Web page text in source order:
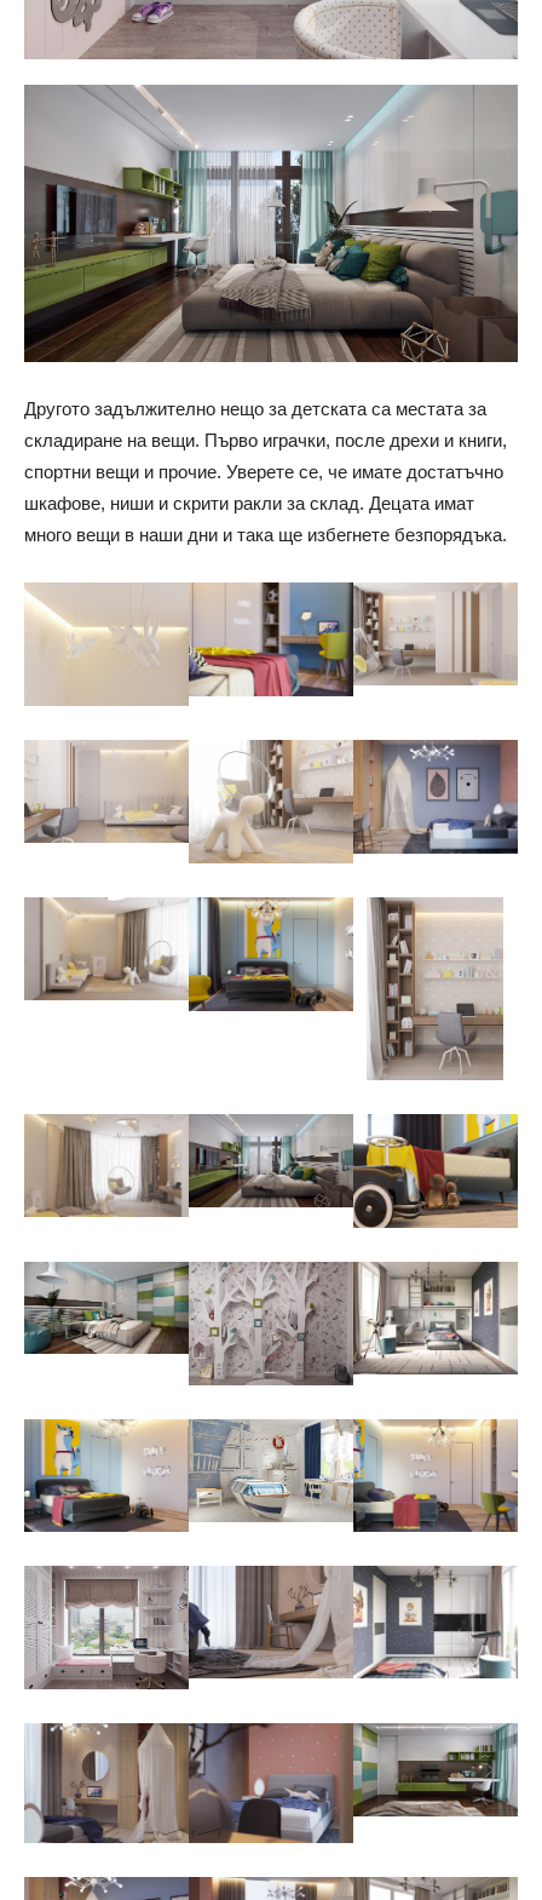
Другото задължително нещо за детската са местата за
складиране на вещи. Първо играчки, после дрехи и книги,
спортни вещи и прочие. Уверете се, че имате достатъчно
шкафове, ниши и скрити ракли за склад. Децата имат
много вещи в наши дни и така ще избегнете безпорядъка.